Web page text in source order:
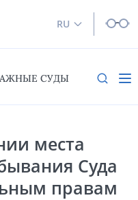
RU
СУДЫ
места
Суда
правам